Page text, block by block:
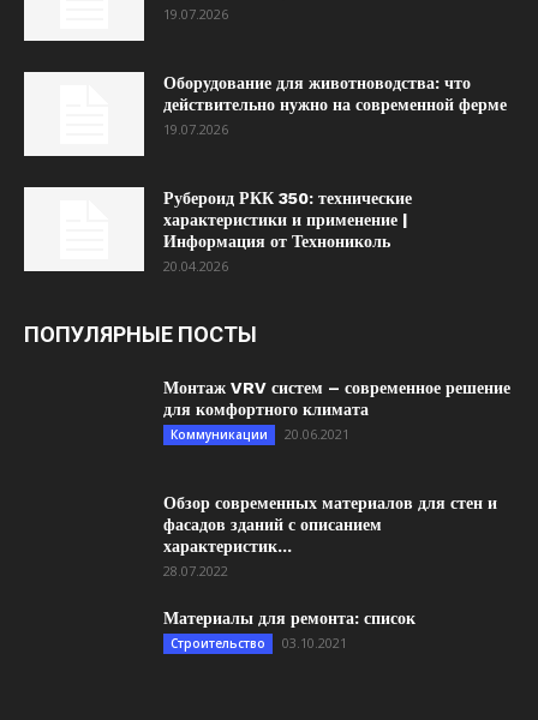
19.07.2026
Оборудование для животноводства: что
действительно нужно на современной ферме
19.07.2026
Рубероид РКК 350: технические
характеристики и применение |
Информация от Технониколь
20.04.2026
ПОПУЛЯРНЫЕ ПОСТЫ
Монтаж VRV систем – современное решение
для комфортного климата
Коммуникации 20.06.2021
Обзор современных материалов для стен и
фасадов зданий с описанием
характеристик...
28.07.2022
Материалы для ремонта: список
Строительство 03.10.2021